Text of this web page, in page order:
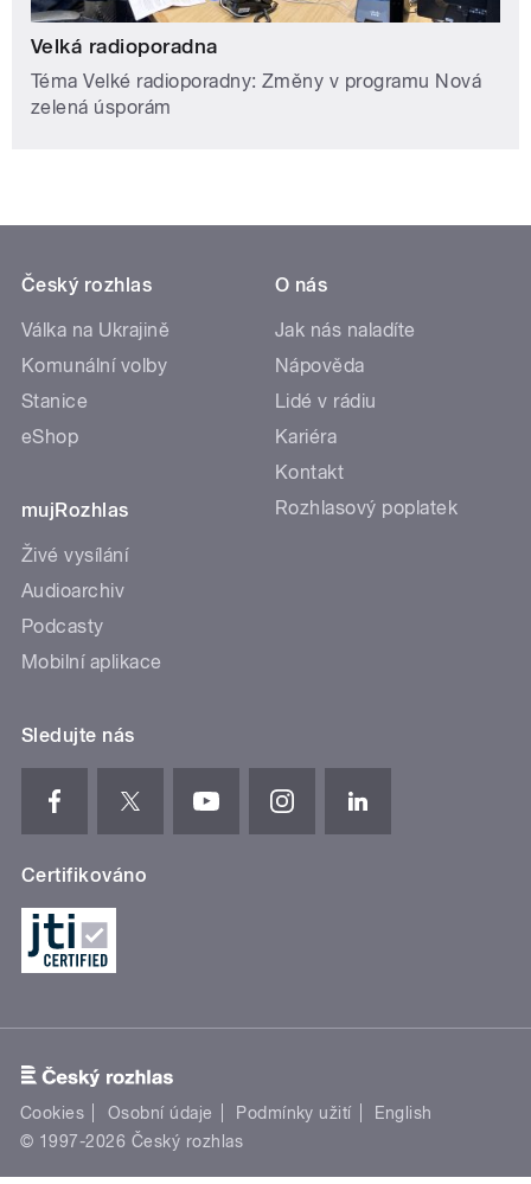
Velká radioporadna
Téma Velké radioporadny: Změny v programu Nová
zelená úsporám
Český rozhlas
Válka na Ukrajině
Komunální volby
Stanice
eShop
mujRozhlas
Živé vysílání
Audioarchiv
Podcasty
Mobilní aplikace
O nás
Jak nás naladíte
Nápověda
Lidé v rádiu
Kariéra
Kontakt
Rozhlasový poplatek
Sledujte nás
Certifikováno
Cookies Osobní údaje Podmínky užití
English
© 1997-2026 Český rozhlas